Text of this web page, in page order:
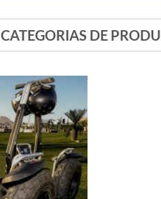
CATEGORIAS DE